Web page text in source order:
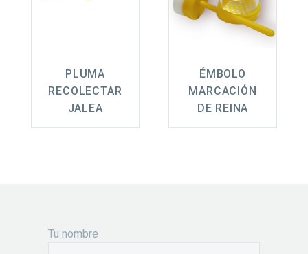
PLUMA
RECOLECTAR
JALEA
ÉMBOLO
MARCACIÓN
DE REINA
Tu nombre